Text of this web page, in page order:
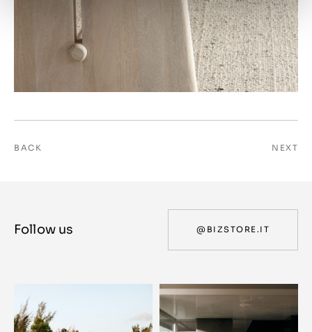
BACK NEXT
Follow us @BIZSTORE.IT